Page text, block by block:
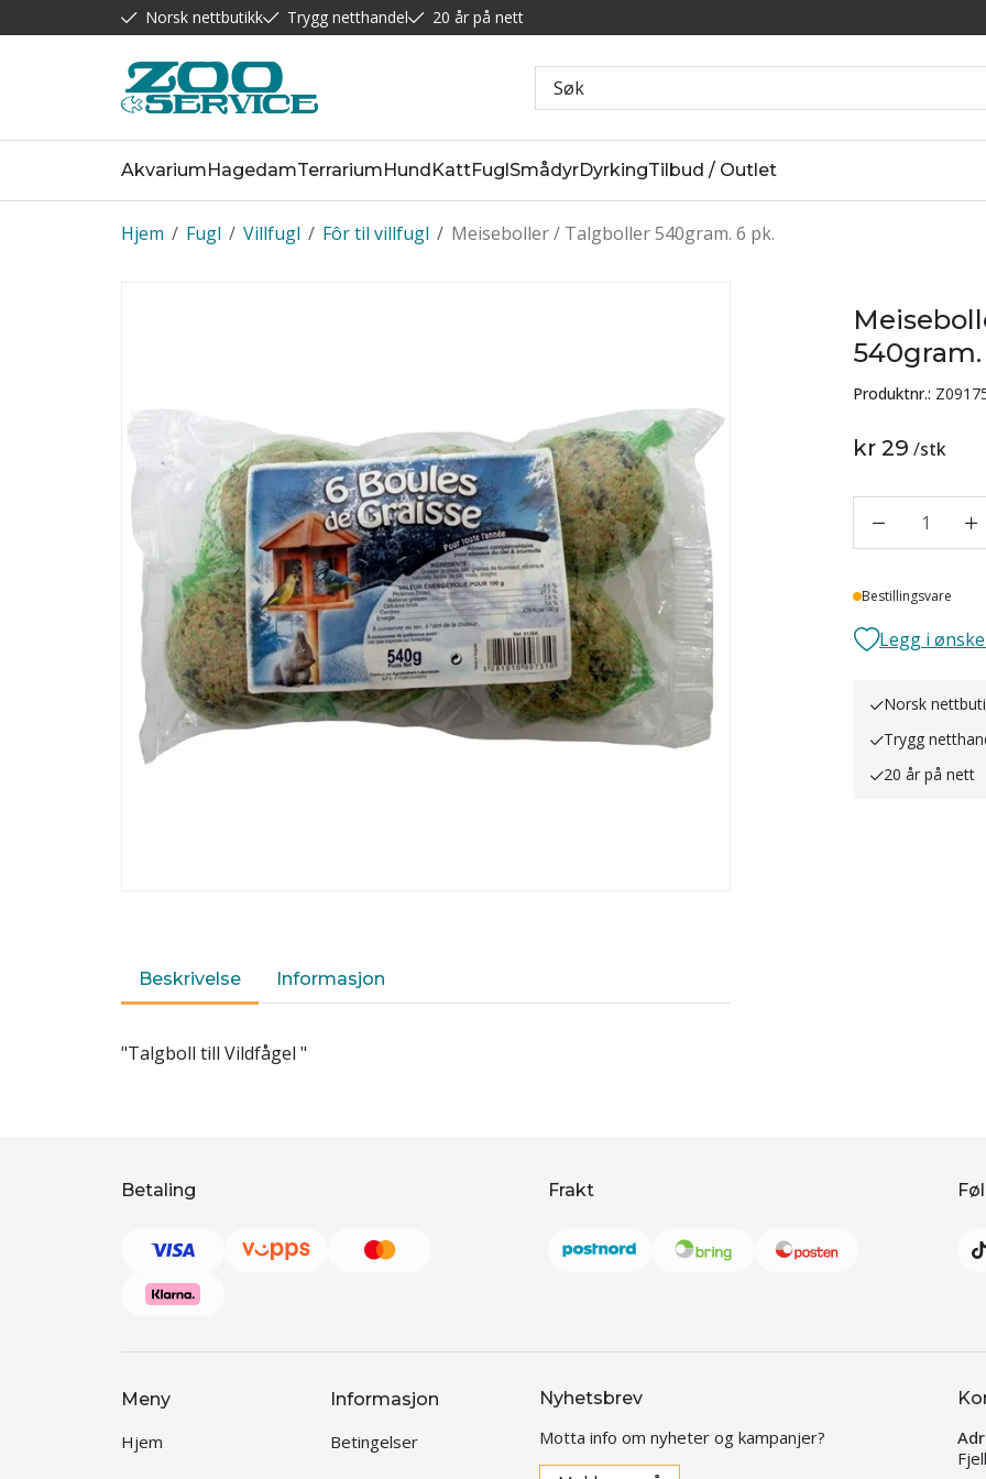
Norsk nettbutikk Trygg netthandel 20 år på nett
AkvariumHagedamTerrariumHundKattFuglSmådyrDyrkingTilbud / Outlet
/
Hjem /
Fugl /
Villfugl /
Fôr til villfugl Meiseboller / Talgboller 540gram. 6 pk.
540gram.
Produktnr.:
kr 29 /stk
1
Lager
Bestillingsvare
Legg i
Norsk
Trygg
20 år på nett
Beskrivelse Informasjon
"Talgboll till Vildfågel "
Betaling Frakt
Meny
Hjem
Informasjon
Betingelser
Nyhetsbrev
Motta info om nyheter og kampanjer?